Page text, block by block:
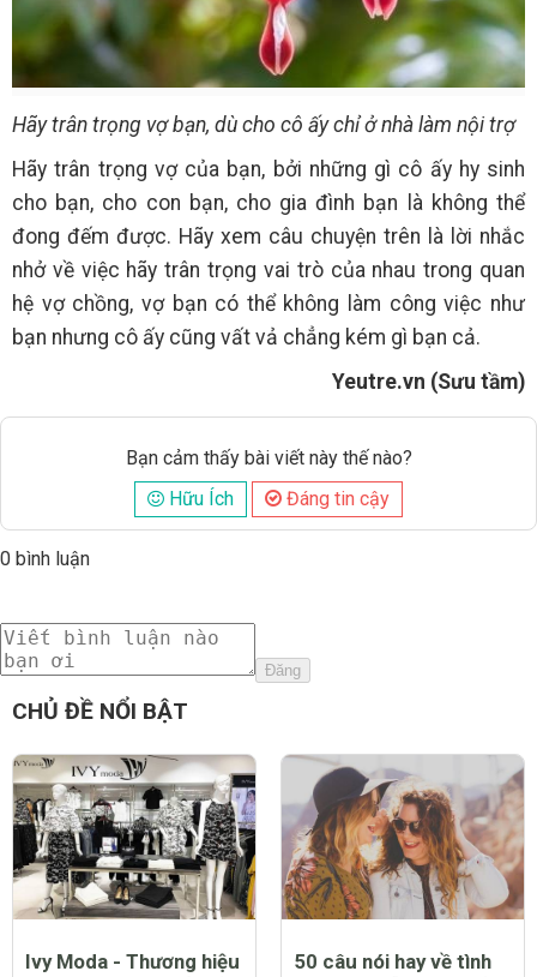
Hãy trân trọng vợ bạn, dù cho cô ấy chỉ ở nhà làm nội trợ
Hãy trân trọng vợ của bạn, bởi những gì cô ấy hy sinh
cho bạn, cho con bạn, cho gia đình bạn là không thể
đong đếm được. Hãy xem câu chuyện trên là lời nhắc
nhở về việc hãy trân trọng vai trò của nhau trong quan
hệ vợ chồng, vợ bạn có thể không làm công việc như
bạn nhưng cô ấy cũng vất vả chẳng kém gì bạn cả.
Yeutre.vn (Sưu tầm)
Bạn cảm thấy bài viết này thế nào?
Hữu Ích
Đáng tin cậy
0 bình luận
CHỦ ĐỀ NỔI BẬT